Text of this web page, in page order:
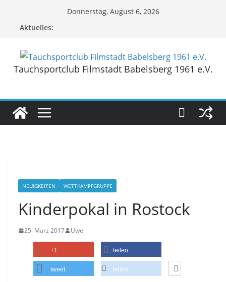
Donnerstag, August 6, 2026
Aktuelles:
Tauchsportclub Filmstadt Babelsberg 1961 e.V.
NEUIGKEITEN WETTKAMPFGRUPPE
Kinderpokal in Rostock
25. März 2017 Uwe
+1 teilen
tweet teilen